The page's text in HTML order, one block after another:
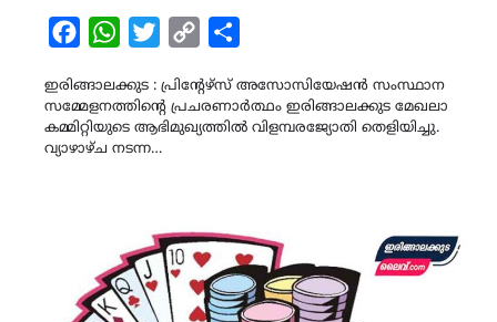
FacebookWhatsAppTwitterCopy
ഇരിങ്ങാലക്കുട : പ്രിന്റേഴ്‌സ് അസോസിയേഷൻ സംസ്ഥാന
സമ്മേളനത്തിന്‍റെ പ്രചരണാർത്ഥം ഇരിങ്ങാലക്കുട മേഖലാ
കമ്മിറ്റിയുടെ ആഭിമുഖ്യത്തിൽ വിളമ്പരജ്യോതി തെളിയിച്ചു.
വ്യാഴാഴ്ച നടന്ന…